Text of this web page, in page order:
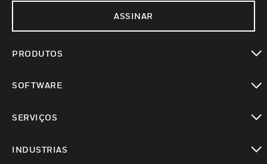
ASSINAR
PRODUTOS
SOFTWARE
SERVIÇOS
INDUSTRIAS